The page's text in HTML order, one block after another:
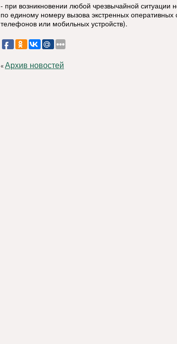
- при возникновении любой чрезвычайной ситуации
по единому номеру вызова экстренных
телефонов или мобильных устройств).
«Архив новостей